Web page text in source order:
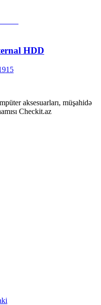
HDD
aksesuarları, müşahidə
Checkit.az